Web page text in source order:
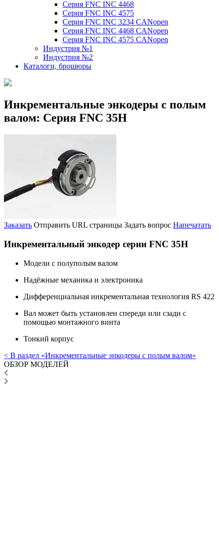
Серия FNC INC 4468
Серия FNC INC 4575
Серия FNC INC 3234 CANopen
Серия FNC INC 4468 CANopen
Серия FNC INC 4575 CANopen
Индустрия №1
Индустрия №2
Каталоги, брошюры
Инкрементальные энкодеры с полым
валом: Серия FNC 35H
Заказать Отправить URL страницы Задать вопрос Напечатать
Инкрементальный энкодер серии FNC 35H
Модели с полуполым валом
Надёжные механика и электроника
Дифференциальная инкрементальная технология RS 422
Вал может быть установлен спереди или сзади с
помощью монтажного винта
Тонкий корпус
< В раздел «Инкрементальные энкодеры с полым валом»
ОБЗОР МОДЕЛЕЙ